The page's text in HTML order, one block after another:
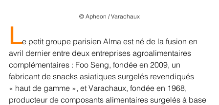
© Apheon / Varachaux
Le petit groupe parisien Alma est né de la fusion en
avril dernier entre deux entreprises agroalimentaires
complémentaires : Foo Seng, fondée en 2009, un
fabricant de snacks asiatiques surgelés revendiqués
« haut de gamme », et Varachaux, fondée en 1968,
producteur de composants alimentaires surgelés à base